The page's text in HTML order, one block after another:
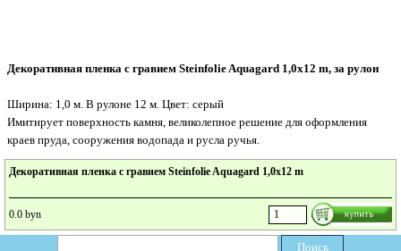
Декоративная пленка с гравием Steinfolie Aquagard 1,0х12 m, за рулон
Ширина: 1,0 м. В рулоне 12 м. Цвет: серый
Имитирует поверхность камня, великолепное решение для оформления
краев пруда, сооружения водопада и русла ручья.
Декоративная пленка с гравием Steinfolie Aquagard 1,0х12 m
0.0 byn
Поиск